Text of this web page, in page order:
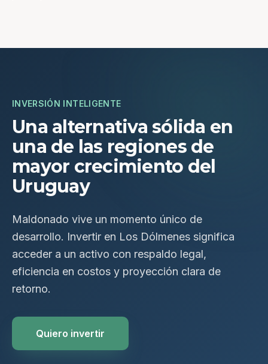
INVERSIÓN INTELIGENTE
Una alternativa sólida en
una de las regiones de
mayor crecimiento del
Uruguay
Maldonado vive un momento único de
desarrollo. Invertir en Los Dólmenes significa
acceder a un activo con respaldo legal,
eficiencia en costos y proyección clara de
retorno.
Quiero invertir